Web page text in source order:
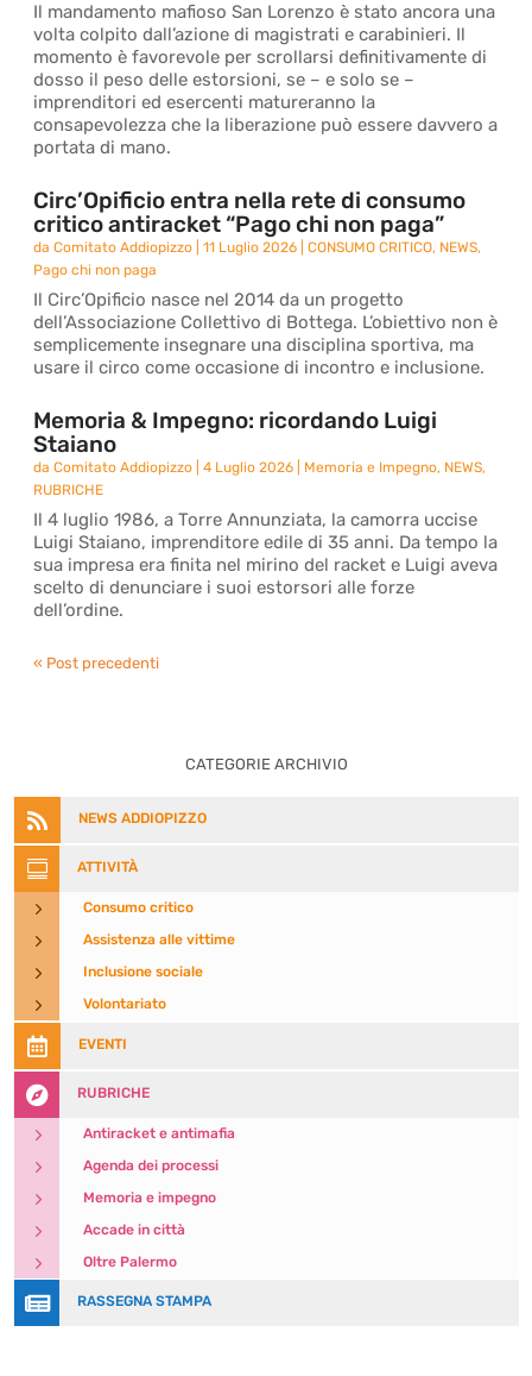
Il mandamento mafioso San Lorenzo è stato ancora una
volta colpito dall’azione di magistrati e carabinieri. Il
momento è favorevole per scrollarsi definitivamente di
dosso il peso delle estorsioni, se – e solo se –
imprenditori ed esercenti matureranno la
consapevolezza che la liberazione può essere davvero a
portata di mano.
Circ’Opificio entra nella rete di consumo
critico antiracket “Pago chi non paga”
daComitato Addiopizzo |11 Luglio 2026 |CONSUMO CRITICO, NEWS,
Pago chi non paga
Il Circ’Opificio nasce nel 2014 da un progetto
dell’Associazione Collettivo di Bottega. L’obiettivo non è
semplicemente insegnare una disciplina sportiva, ma
usare il circo come occasione di incontro e inclusione.
Memoria & Impegno: ricordando Luigi
Staiano
daComitato Addiopizzo |4 Luglio 2026 Memoria e Impegno, NEWS,
RUBRICHE
Il 4 luglio 1986, a Torre Annunziata, la camorra uccise
Luigi Staiano, imprenditore edile di 35 anni. Da tempo la
sua impresa era finita nel mirino del racket e Luigi aveva
scelto di denunciare i suoi estorsori alle forze
dell’ordine.
« Post precedenti
CATEGORIE ARCHIVIO
 NEWS ADDIOPIZZO
 ATTIVITÀ
5 Consumo critico
5 Assistenza alle vittime
5 Inclusione sociale
5 Volontariato
 EVENTI
 RUBRICHE
5 Antiracket e antimafia
5 Agenda dei processi
5 Memoria e impegno
5 Accade in città
5 Oltre Palermo
 RASSEGNA STAMPA